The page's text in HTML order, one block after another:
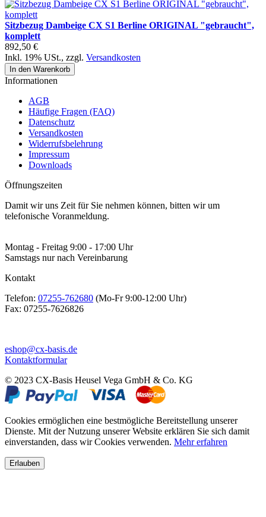
Sitzbezug Dambeige CX S1 Berline ORIGINAL "gebraucht",
komplett
892,50 €
Inkl. 19% USt., zzgl. Versandkosten
In den Warenkorb
Informationen
AGB
Häufige Fragen (FAQ)
Datenschutz
Versandkosten
Widerrufsbelehrung
Impressum
Downloads
Öffnungszeiten
Damit wir uns Zeit für Sie nehmen können, bitten wir um
telefonische Voranmeldung.
Montag - Freitag 9:00 - 17:00 Uhr
Samstags nur nach Vereinbarung
Kontakt
Telefon: 07255-762680 (Mo-Fr 9:00-12:00 Uhr)
Fax: 07255-7626826
eshop@cx-basis.de
Kontaktformular
© 2023 CX-Basis Heusel Vega GmbH & Co. KG
Cookies ermöglichen eine bestmögliche Bereitstellung unserer
Dienste. Mit der Nutzung unserer Website erklären Sie sich damit
einverstanden, dass wir Cookies verwenden. Mehr erfahren
Erlauben